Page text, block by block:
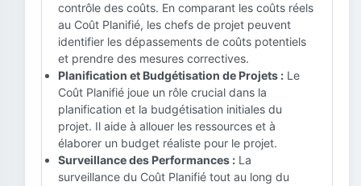
contrôle des coûts. En comparant les coûts réels
au Coût Planifié, les chefs de projet peuvent
identifier les dépassements de coûts potentiels
et prendre des mesures correctives.
Planification et Budgétisation de Projets : Le
Coût Planifié joue un rôle crucial dans la
planification et la budgétisation initiales du
projet. Il aide à allouer les ressources et à
élaborer un budget réaliste pour le projet.
Surveillance des Performances : La
surveillance du Coût Planifié tout au long du